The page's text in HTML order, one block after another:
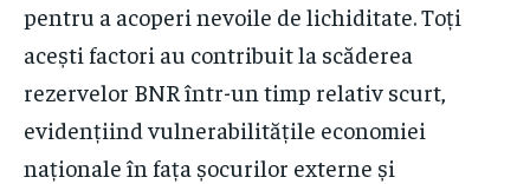
pentru a acoperi nevoile de lichiditate. Toți
acești factori au contribuit la scăderea
rezervelor BNR într-un timp relativ scurt,
evidențiind vulnerabilitățile economiei
naționale în fața șocurilor externe și